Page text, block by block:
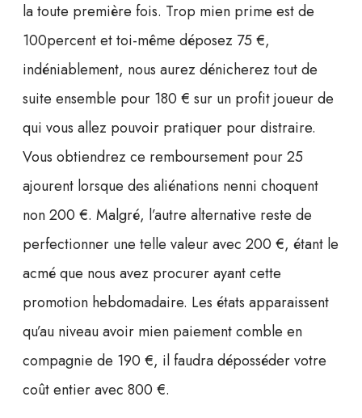
la toute première fois. Trop mien prime est de
100percent et toi-même déposez 75 €,
indéniablement, nous aurez dénicherez tout de
suite ensemble pour 180 € sur un profit joueur de
qui vous allez pouvoir pratiquer pour distraire.
Vous obtiendrez ce remboursement pour 25
ajourent lorsque des aliénations nenni choquent
non 200 €. Malgré, l’autre alternative reste de
perfectionner une telle valeur avec 200 €, étant le
acmé que nous avez procurer ayant cette
promotion hebdomadaire. Les états apparaissent
qu’au niveau avoir mien paiement comble en
compagnie de 190 €, il faudra déposséder votre
coût entier avec 800 €.